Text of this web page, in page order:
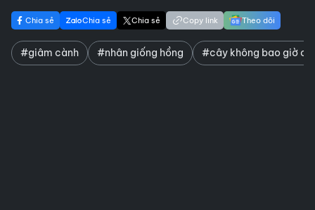
Chia sẻ Chia sẻ Chia sẻ Copy link Theo dõi
#giâm cành #nhân giống hồng #cây không bao giờ